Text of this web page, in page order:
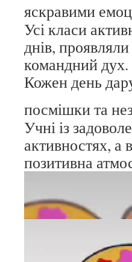
яскравими
Усі класи
днів, проявляли
командний дух.
Кожен день
посмішки та
Учні із
активностях, а
позитивна